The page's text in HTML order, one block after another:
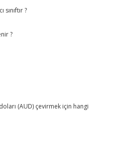
sınıftır ?
?
(AUD) çevirmek için hangi